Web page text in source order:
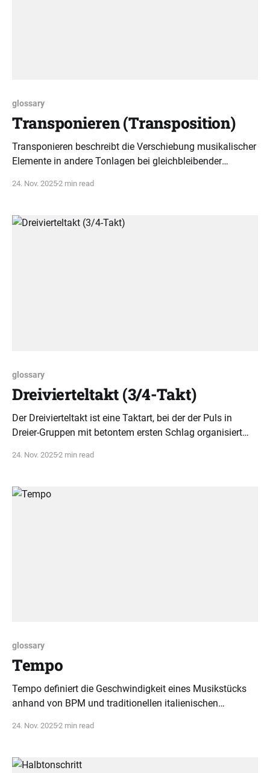
glossary
Transponieren (Transposition)
Transponieren beschreibt die Verschiebung musikalischer
Elemente in andere Tonlagen bei gleichbleibender
24. Nov. 20252 min read
glossary
Drei­vierteltakt (3/4-Takt)
Der Drei­vierteltakt ist eine Taktart, bei der der Puls in
Dreier-Gruppen mit betontem ersten Schlag organisiert
vieler Musikstücke.
24. Nov. 20252 min read
glossary
Tempo
Tempo definiert die Geschwindigkeit eines Musikstücks
anhand von BPM und traditionellen italienischen
als auch den Ausdruck der Musik.
24. Nov. 20252 min read